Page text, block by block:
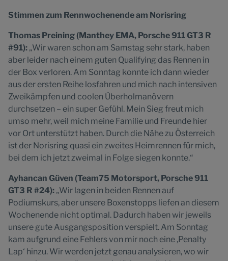
Stimmen zum Rennwochenende am Norisring
Thomas Preining (Manthey EMA, Porsche 911 GT3 R
#91): „Wir waren schon am Samstag sehr stark, haben
aber leider nach einem guten Qualifying das Rennen in
der Box verloren. Am Sonntag konnte ich dann wieder
aus der ersten Reihe losfahren und mich nach intensiven
Zweikämpfen und coolen Überholmanövern
durchsetzen – ein super Gefühl. Mein Sieg freut mich
umso mehr, weil mich meine Familie und Freunde hier
vor Ort unterstützt haben. Durch die Nähe zu Österreich
ist der Norisring quasi ein zweites Heimrennen für mich,
bei dem ich jetzt zweimal in Folge siegen konnte.“
Ayhancan Güven (Team75 Motorsport, Porsche 911
GT3 R #24): „Wir lagen in beiden Rennen auf
Podiumskurs, aber unsere Boxenstopps liefen an diesem
Wochenende nicht optimal. Dadurch haben wir jeweils
unsere gute Ausgangsposition verspielt. Am Sonntag
kam aufgrund eine Fehlers von mir noch eine ,Penalty
Lap‘ hinzu. Wir werden jetzt genau analysieren, wo wir